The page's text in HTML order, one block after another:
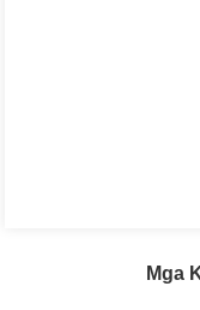
Mga